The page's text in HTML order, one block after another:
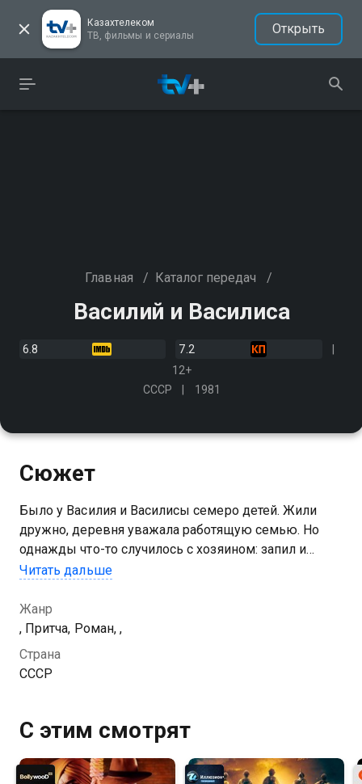
Казахтелеком
ТВ, фильмы и сериалы
Открыть
Главная / Каталог передач /
Василий и Василиса
6.8
7.2
12+
СССР
1981
Сюжет
Было у Василия и Василисы семеро детей. Жили
дружно, деревня уважала работящую семью. Но
однажды что-то случилось с хозяином: запил и
поднял руку на верную супругу. Василиса выгнала
Читать дальше
Жанр
, Притча, Роман, ,
Страна
СССР
С этим смотрят